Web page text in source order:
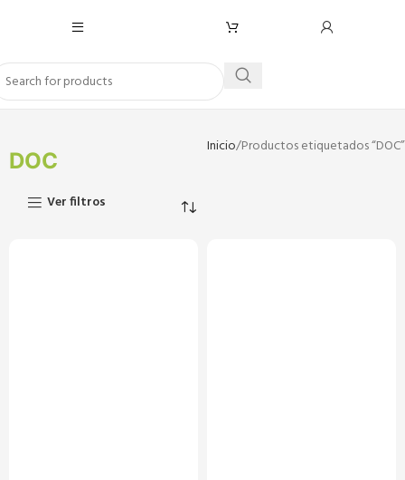
Inicio Productos etiquetados “DOC”
DOC
Ver filtros